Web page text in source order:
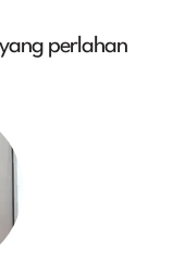
perlahan